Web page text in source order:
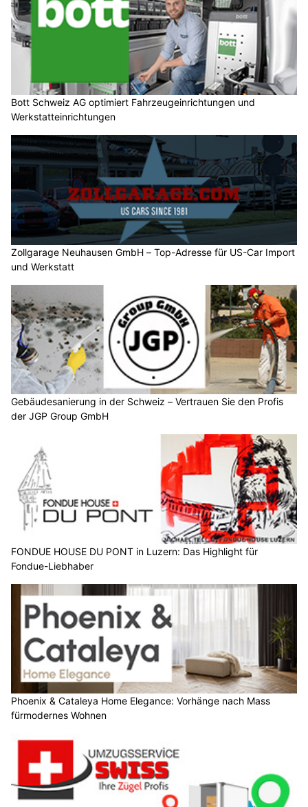
Bott Schweiz AG optimiert Fahrzeugeinrichtungen und
Werkstatteinrichtungen
Zollgarage Neuhausen GmbH – Top-Adresse für US-Car Import
und Werkstatt
Gebäudesanierung in der Schweiz – Vertrauen Sie den Profis
der JGP Group GmbH
FONDUE HOUSE DU PONT in Luzern: Das Highlight für
Fondue-Liebhaber
Phoenix & Cataleya Home Elegance: Vorhänge nach Mass
fürmodernes Wohnen